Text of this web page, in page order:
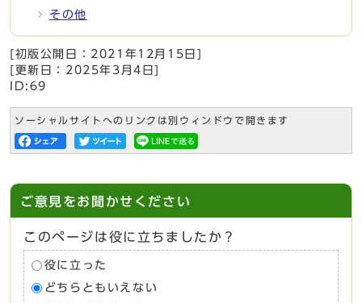
その他
[初版公開日： 2021年12月15日
[更新日： 2025年3月4日
ID:69
ソーシャルサイトへのリンクは別ウィンドウで開きます
ご意見をお聞かせください
このページは役に立ちましたか？
役に立った
どちらともいえない